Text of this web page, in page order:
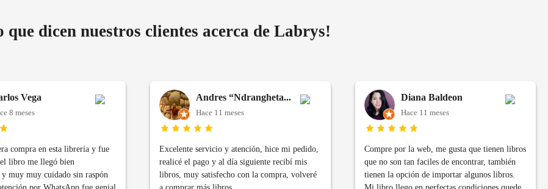
que dicen nuestros clientes acerca de Labrys!
Vega
8 meses
compra en esta librería y fue
el libro me llegó bien
y muy muy cuidado sin raspón
por WhatsApp fue genial
Andres “Ndrangheta...
Hace 11 meses
Excelente servicio y atención, hice mi pedido,
realicé el pago y al día siguiente recibí mis
libros, muy satisfecho con la compra, volveré
a comprar más libros
Diana Baldeon
Hace 11 meses
Compre por la web, me gusta que tienen libros
que no son tan faciles de encontrar, también
tienen la opción de importar algunos libros.
Mi libro llego en perfectas condiciones quede